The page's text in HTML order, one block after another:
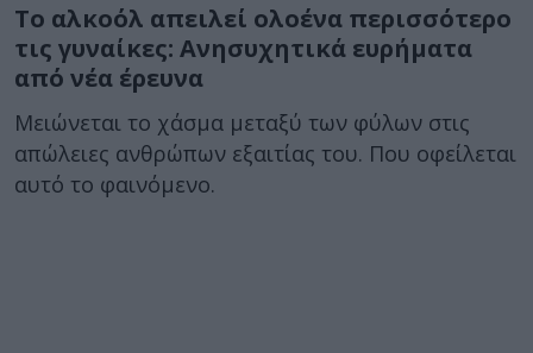
Το αλκοόλ απειλεί ολοένα περισσότερο
τις γυναίκες: Ανησυχητικά ευρήματα
από νέα έρευνα
Μειώνεται το χάσμα μεταξύ των φύλων στις
απώλειες ανθρώπων εξαιτίας του. Που οφείλεται
αυτό το φαινόμενο.